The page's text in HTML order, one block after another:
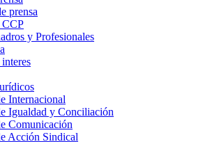
prensa
CCP
y Profesionales
Internacional
Igualdad y Conciliación
Comunicación
Acción Sindical